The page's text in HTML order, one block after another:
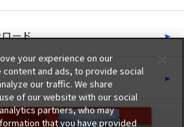
ード
your experience on our
and ads, to provide social
our traffic. We share
of our website with our social
partners, who may
that you have provided